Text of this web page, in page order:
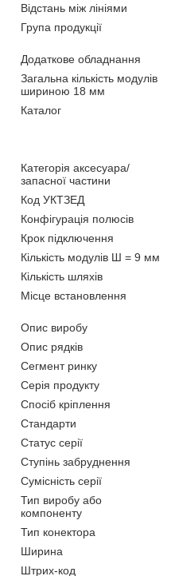
Відстань між лініями
Група продукції
Додаткове обладнання
Загальна кількість модулів
шириною 18 мм
Каталог
Категорія аксесуара/
запасної частини
Код УКТЗЕД
Конфігурація полюсів
Крок підключення
Кількість модулів Ш = 9 мм
Кількість шляхів
Місце встановлення
Опис виробу
Опис рядків
Сегмент ринку
Серія продукту
Спосіб кріплення
Стандарти
Статус серії
Ступінь забруднення
Сумісність серії
Тип виробу або
компоненту
Тип конектора
Ширина
Штрих-код